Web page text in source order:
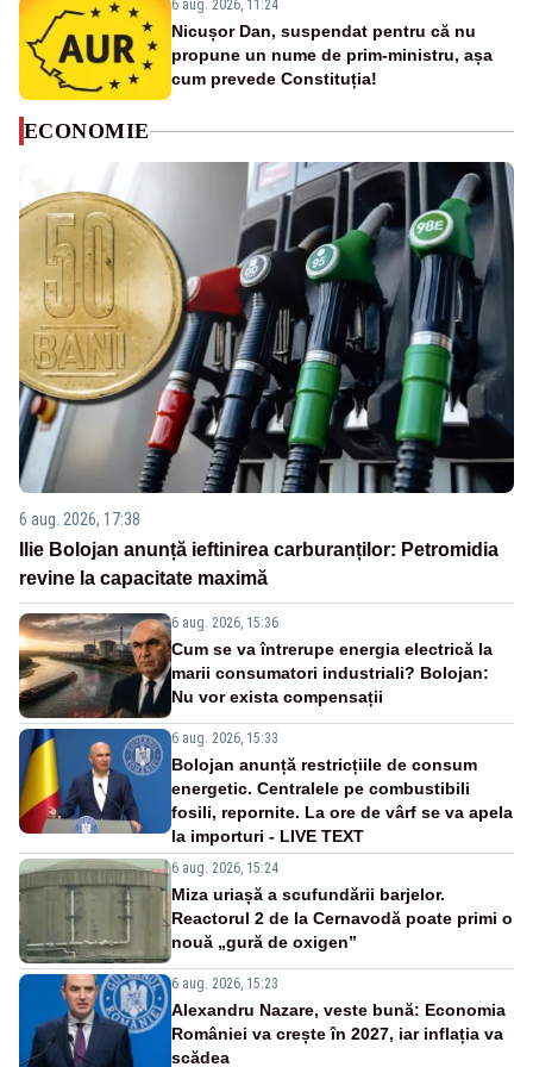
6 aug. 2026, 11:24
Nicușor Dan, suspendat pentru că nu
propune un nume de prim-ministru, așa
cum prevede Constituția!
ECONOMIE
6 aug. 2026, 17:38
Ilie Bolojan anunță ieftinirea carburanților: Petromidia
revine la capacitate maximă
6 aug. 2026, 15:36
Cum se va întrerupe energia electrică la
marii consumatori industriali? Bolojan:
Nu vor exista compensații
6 aug. 2026, 15:33
Bolojan anunță restricțiile de consum
energetic. Centralele pe combustibili
fosili, repornite. La ore de vârf se va apela
la importuri - LIVE TEXT
6 aug. 2026, 15:24
Miza uriașă a scufundării barjelor.
Reactorul 2 de la Cernavodă poate primi o
nouă „gură de oxigen”
6 aug. 2026, 15:23
Alexandru Nazare, veste bună: Economia
României va crește în 2027, iar inflația va
scădea